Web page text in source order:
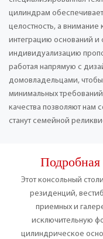
цилиндрам
целостность, а
интеграцию оснований
индивидуализацию
работая напрямую с
домовладельцами, чтобы
минимальных
качества позволяют нам
станут семейной
Этот консольный
резиденций,
приемных и
исключительную
цилиндрическое